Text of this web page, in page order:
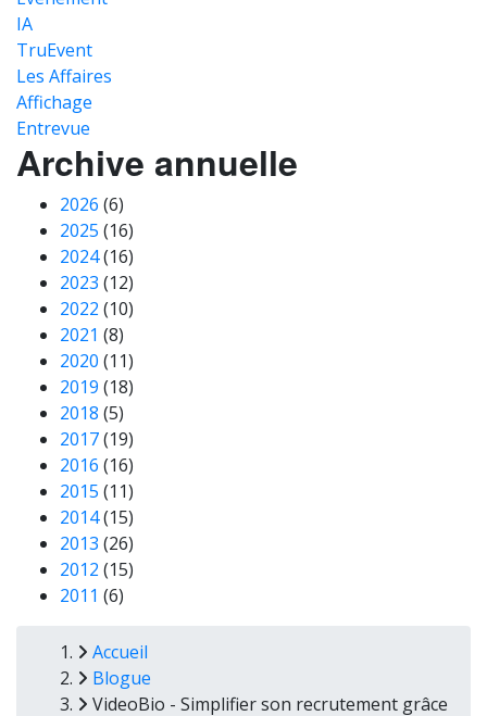
IA
TruEvent
Les Affaires
Affichage
Entrevue
Archive annuelle
2026 (6)
2025 (16)
2024(16)
2023 (12)
2022 (10)
2021 (8)
2020 (11)
2019 (18)
2018 (5)
2017(19)
2016 (16)
2015 (11)
2014(15)
2013 (26)
2012 (15)
2011 (6)
Fil
d'Ariane
Accueil
Blogue
VideoBio - Simplifier son recrutement grâce